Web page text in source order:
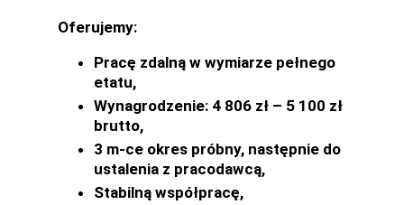
Oferujemy:
Pracę zdalną w wymiarze pełnego
etatu,
Wynagrodzenie: 4 806 zł – 5 100 zł
brutto,
3 m-ce okres próbny, następnie do
ustalenia z pracodawcą,
Stabilną współpracę,